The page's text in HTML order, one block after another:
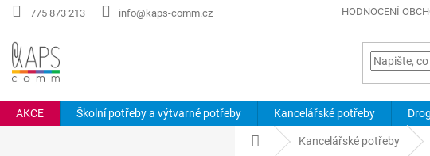
Přejít
775 873 213 info@kaps-comm.cz HODNOCENÍ
AKCE Školní potřeby a výtvarné potřeby Kancelářské potřeby
Domů Kancelářské potřeby